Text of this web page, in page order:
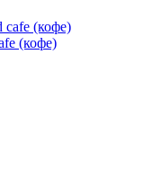
(кофе)